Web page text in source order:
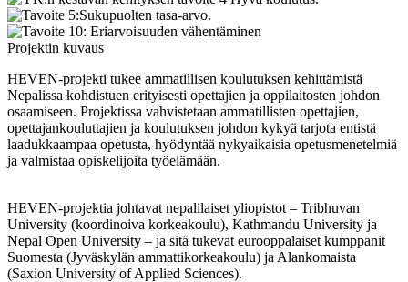
Projektin kuvaus
HEVEN-projekti tukee ammatillisen koulutuksen kehittämistä
Nepalissa kohdistuen erityisesti opettajien ja oppilaitosten johdon
osaamiseen. Projektissa vahvistetaan ammatillisten opettajien,
opettajankouluttajien ja koulutuksen johdon kykyä tarjota entistä
laadukkaampaa opetusta, hyödyntää nykyaikaisia opetusmenetelmiä
ja valmistaa opiskelijoita työelämään.
HEVEN-projektia johtavat nepalilaiset yliopistot – Tribhuvan
University (koordinoiva korkeakoulu), Kathmandu University ja
Nepal Open University – ja sitä tukevat eurooppalaiset kumppanit
Suomesta (Jyväskylän ammattikorkeakoulu) ja Alankomaista
(Saxion University of Applied Sciences).